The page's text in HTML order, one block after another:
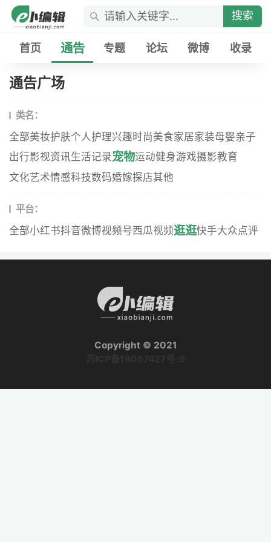
搜索
首页 通告 专题 论坛 微博 收录
通告广场
类名：
全部美妆护肤个人护理兴趣时尚美食家居家装母婴亲子
出行影视资讯生活记录宠物运动健身游戏摄影教育
文化艺术情感科技数码婚嫁探店其他
平台：
全部小红书抖音微博视频号西瓜视频逛逛快手大众点评
Copyright © 2021